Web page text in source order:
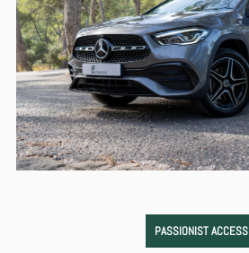
PASSIONIST ACCESS